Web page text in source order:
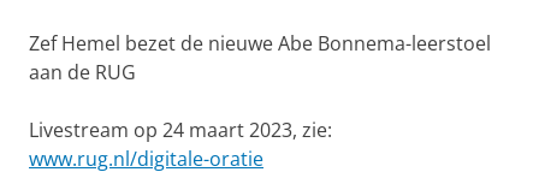
Zef Hemel bezet de nieuwe Abe Bonnema-leerstoel
aan de RUG
Livestream op 24 maart 2023, zie:
www.rug.nl/digitale-oratie